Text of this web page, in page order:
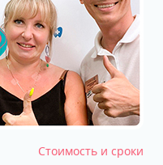
Стоимость и сроки